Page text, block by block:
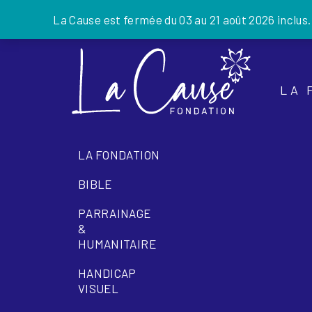
La Cause est fermée du 03 au 21 août 2026
LA
LA FONDATION
BIBLE
PARRAINAGE
&
HUMANITAIRE
HANDICAP
VISUEL